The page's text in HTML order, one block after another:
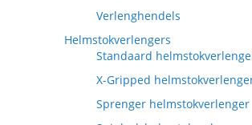
Verlenghendels
Helmstokverlengers
Standaard
X-Gripped
Sprenger helmstokverlenger